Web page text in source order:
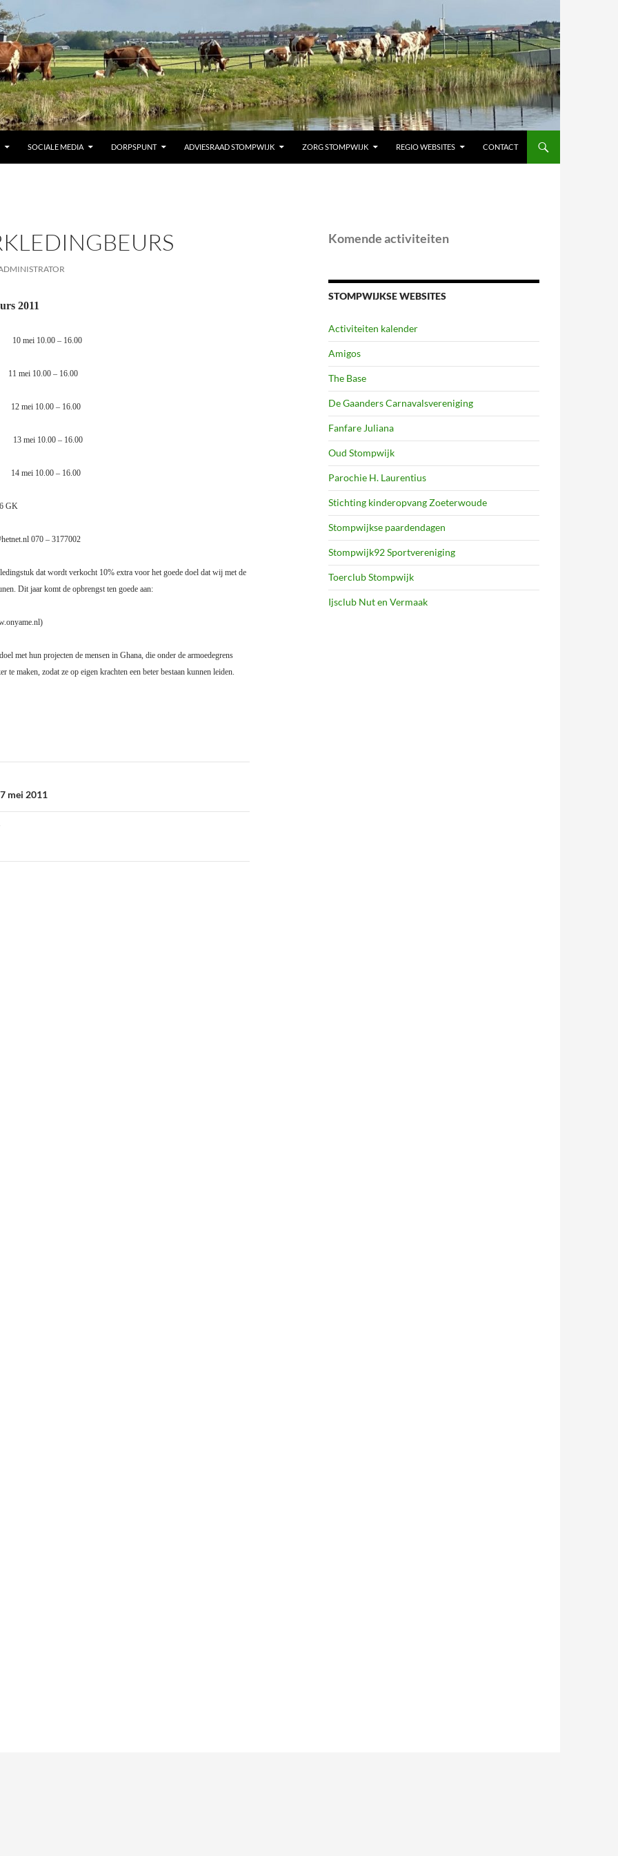
SOCIALE MEDIA DORPSPUNT ADVIESRAAD STOMPWIJK ZORG STOMPWIJK REGIO WEBSITES CONTACT
2011
10 mei 10.00 – 16.00
11 mei 10.00 – 16.00
12 mei 10.00 – 16.00
13 mei 10.00 – 16.00
14 mei 10.00 – 16.00
GK
070 – 3177002
dat wordt verkocht 10% extra voor het goede doel dat wij met de
Dit jaar komt de opbrengst ten goede aan:
met hun projecten de mensen in Ghana, die onder de armoedegrens
te maken, zodat ze op eigen krachten een beter bestaan kunnen leiden.
mei 2011
Komende activiteiten
STOMPWIJKSE WEBSITES
Activiteiten kalender
Amigos
The Base
De Gaanders Carnavalsvereniging
Fanfare Juliana
Oud Stompwijk
Parochie H. Laurentius
Stichting kinderopvang Zoeterwoude
Stompwijkse paardendagen
Stompwijk92 Sportvereniging
Toerclub Stompwijk
Ijsclub Nut en Vermaak